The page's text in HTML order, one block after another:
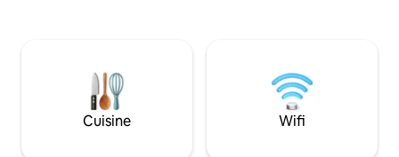
région, nous avons le wi-fi) parking privé.
barbecue,
accès à la plage.
Cuisine Wifi